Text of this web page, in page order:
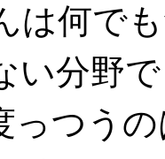
は何で
い分野
っつう